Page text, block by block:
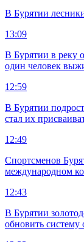
В Бурятии
13:09
В Бурятии в реку
один человек
12:59
В Бурятии
стал их
12:49
Спортсменов
международном
12:43
В Бурятии
обновить